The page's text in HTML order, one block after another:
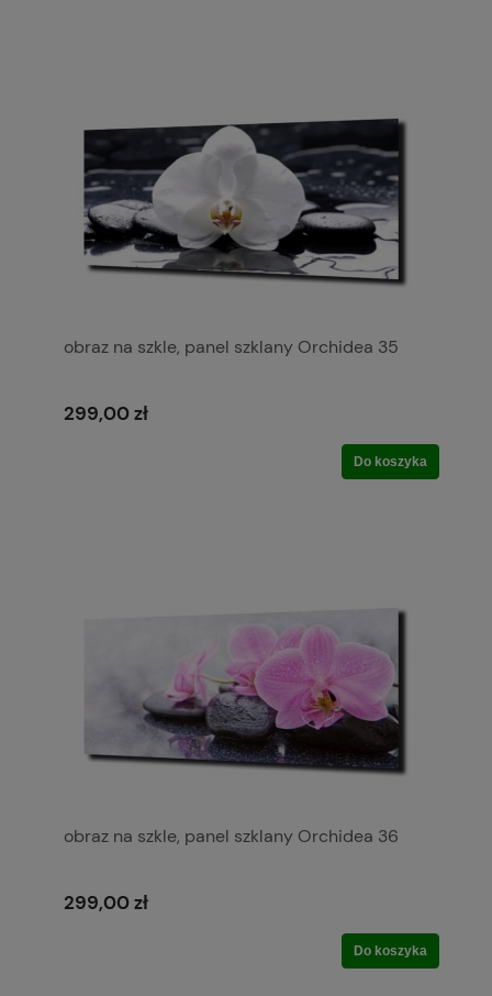
obraz na szkle, panel szklany Orchidea 35
299,00 zł
Do koszyka
obraz na szkle, panel szklany Orchidea 36
299,00 zł
Do koszyka